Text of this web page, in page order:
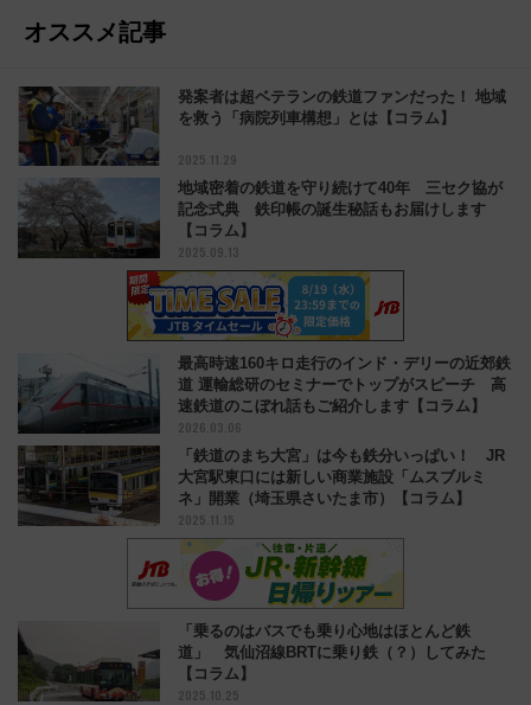
オススメ記事
発案者は超ベテランの鉄道ファンだった！ 地域
を救う「病院列車構想」とは【コラム】
2025.11.29
地域密着の鉄道を守り続けて40年 三セク協が
記念式典 鉄印帳の誕生秘話もお届けします
【コラム】
2025.09.13
最高時速160キロ走行のインド・デリーの近郊鉄
道 運輸総研のセミナーでトップがスピーチ 高
速鉄道のこぼれ話もご紹介します【コラム】
2026.03.06
「鉄道のまち大宮」は今も鉄分いっぱい！ JR
大宮駅東口には新しい商業施設「ムスブルミ
ネ」開業（埼玉県さいたま市）【コラム】
2025.11.15
「乗るのはバスでも乗り心地はほとんど鉄
道」 気仙沼線BRTに乗り鉄（？）してみた
【コラム】
2025.10.25